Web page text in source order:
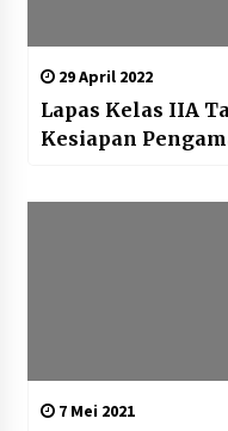
29 April 2022
Lapas Kelas IIA
Kesiapan
7 Mei 2021